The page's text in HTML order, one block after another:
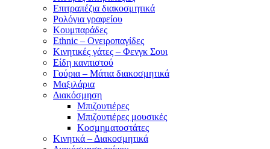
Επιτραπέζια διακοσμητικά
Ρολόγια γραφείου
Κουμπαράδες
Ethnic – Ονειροπαγίδες
Κινητικές γάτες – Φενγκ Σουι
Είδη κανπιστού
Γούρια – Μάτια διακοσμητικά
Μαξιλάρια
Διακόσμηση
Μπιζουτιέρες
Μπιζουτιέρες μουσικές
Κοσμηματοστάτες
Κινητκά – Διακοσμητικά